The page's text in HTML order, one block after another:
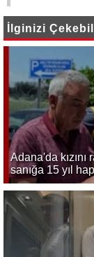
İlginizi
Adana'da
sanığa 15 yıl